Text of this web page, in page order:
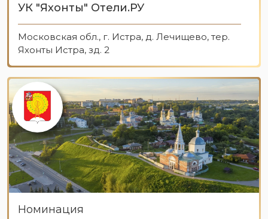
УК "Яхонты" Отели.РУ
Московская обл., г. Истра, д. Лечищево, тер.
Яхонты Истра, зд. 2
Номинация